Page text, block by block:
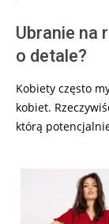
Ubranie na
o detale?
Kobiety często
kobiet.
którą